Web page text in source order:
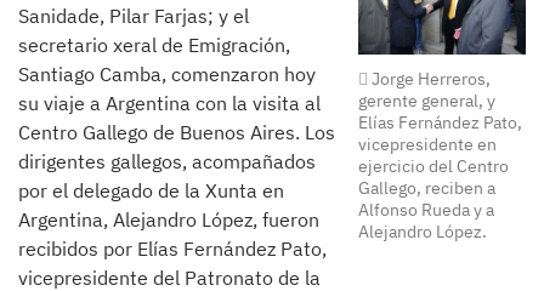
Jorge Herreros,
gerente general, y
Elías Fernández Pato,
vicepresidente en
ejercicio del Centro
Gallego, reciben a
Alfonso Rueda y a
Alejandro López.
Sanidade, Pilar Farjas; y el
secretario xeral de Emigración,
Santiago Camba, comenzaron hoy
su viaje a Argentina con la visita al
Centro Gallego de Buenos Aires. Los
dirigentes gallegos, acompañados
por el delegado de la Xunta en
Argentina, Alejandro López, fueron
recibidos por Elías Fernández Pato,
vicepresidente del Patronato de la